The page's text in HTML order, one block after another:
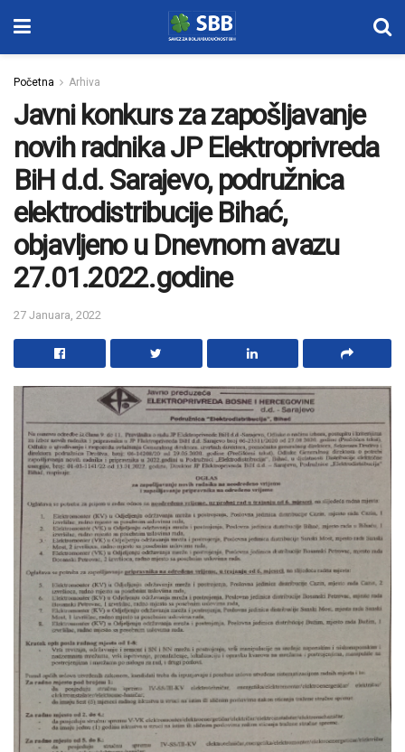
Početna Arhiva
Javni konkurs za zapošljavanje
novih radnika JP Elektroprivreda
BiH d.d. Sarajevo, podružnica
elektrodistribucije Bihać,
objavljeno u Dnevnom avazu
27.01.2022.godine
27 Januara, 2022